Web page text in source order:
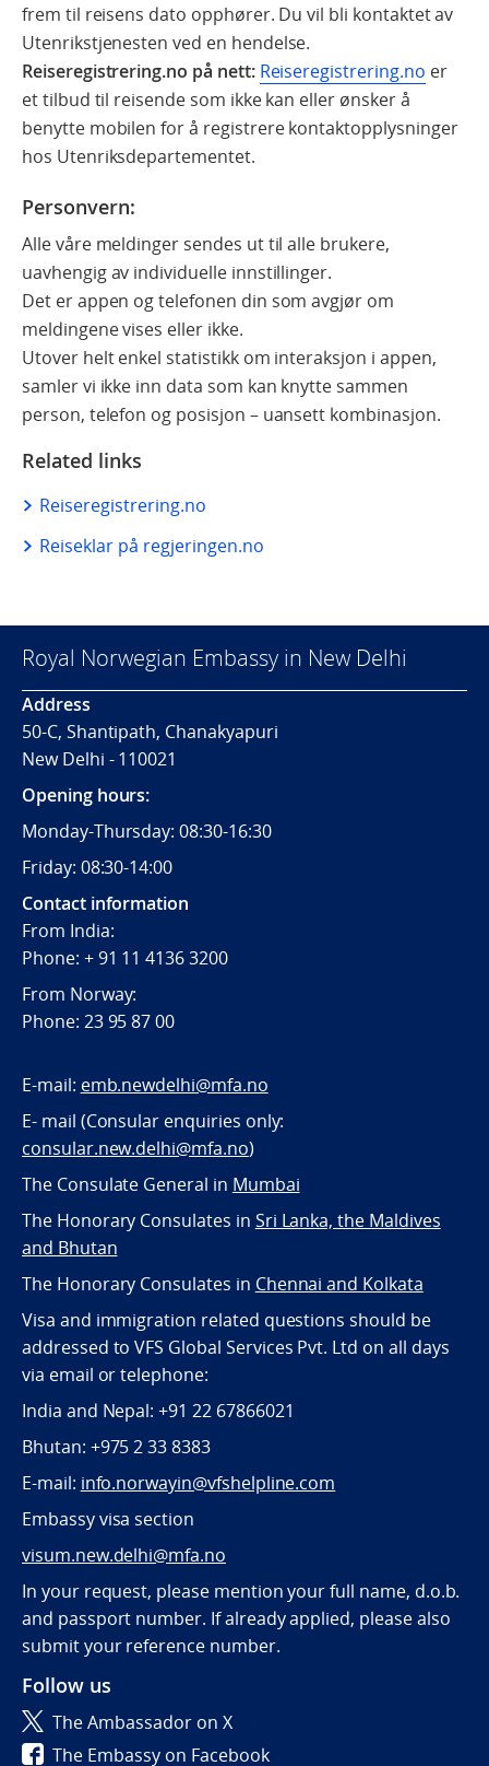
frem til reisens dato opphører. Du vil bli kontaktet av
Utenrikstjenesten ved en hendelse.
Reiseregistrering.no på nett: Reiseregistrering.no er
et tilbud til reisende som ikke kan eller ønsker å
benytte mobilen for å registrere kontaktopplysninger
hos Utenriksdepartementet.
Personvern:
Alle våre meldinger sendes ut til alle brukere,
uavhengig av individuelle innstillinger.
Det er appen og telefonen din som avgjør om
meldingene vises eller ikke.
Utover helt enkel statistikk om interaksjon i appen,
samler vi ikke inn data som kan knytte sammen
person, telefon og posisjon – uansett kombinasjon.
Related links
Reiseregistrering.no
Reiseklar på regjeringen.no
Royal Norwegian Embassy in New Delhi
Address
50-C, Shantipath, Chanakyapuri
New Delhi - 110021
Opening hours:
Monday-Thursday: 08:30-16:30
Friday: 08:30-14:00
Contact information
From India:
Phone: + 91 11 4136 3200
From Norway:
Phone: 23 95 87 00
E-mail: emb.newdelhi@mfa.no
E- mail (Consular enquiries only:
consular.new.delhi@mfa.no)
The Consulate General in Mumbai
The Honorary Consulates in Sri Lanka, the Maldives
and Bhutan
The Honorary Consulates in Chennai and Kolkata
Visa and immigration related questions should be
addressed to VFS Global Services Pvt. Ltd on all days
via email or telephone:
India and Nepal: +91 22 67866021
Bhutan: +975 2 33 8383
E-mail: info.norwayin@vfshelpline.com
Embassy visa section
visum.new.delhi@mfa.no
In your request, please mention your full name, d.o.b.
and passport number. If already applied, please also
submit your reference number.
Follow us
The Ambassador on X
The Embassy on Facebook